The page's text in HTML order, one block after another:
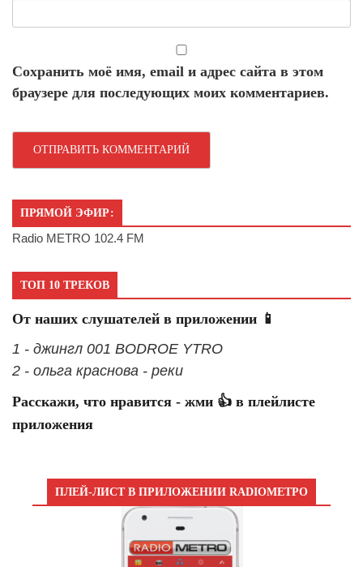
Сохранить моё имя, email и адрес сайта в этом
браузере для последующих моих комментариев.
ПРЯМОЙ ЭФИР:
Radio METRO 102.4 FM
ТОП 10 ТРЕКОВ
От наших слушателей в приложении 📱
1 - джингл 001 BODROE YTRO
2 - ольга краснова - реки
Расскажи, что нравится - жми 👍 в плейлисте
приложения
ПЛЕЙ-ЛИСТ В ПРИЛОЖЕНИИ RADIOМЕТРО